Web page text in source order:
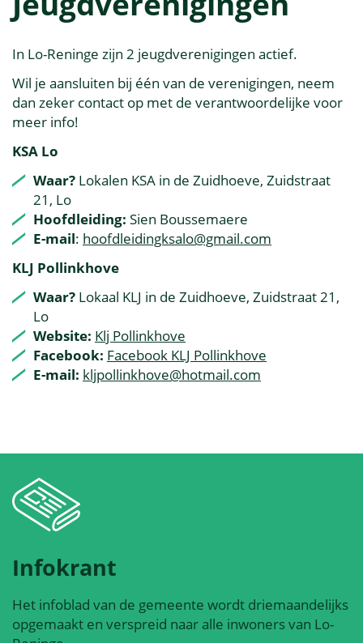
In Lo-Reninge zijn 2 jeugdverenigingen actief.
Wil je aansluiten bij één van de verenigingen, neem
dan zeker contact op met de verantwoordelijke voor
meer info!
KSA Lo
Waar? Lokalen KSA in de Zuidhoeve, Zuidstraat
21, Lo
Hoofdleiding: Sien Boussemaere
E-mail: hoofdleidingksalo@gmail.com
KLJ Pollinkhove
Waar? Lokaal KLJ in de Zuidhoeve, Zuidstraat 21,
Lo
Website: Klj Pollinkhove
Facebook: Facebook KLJ Pollinkhove
E-mail: kljpollinkhove@hotmail.com
Infokrant
Het infoblad van de gemeente wordt driemaandelijks
opgemaakt en verspreid naar alle inwoners van Lo-